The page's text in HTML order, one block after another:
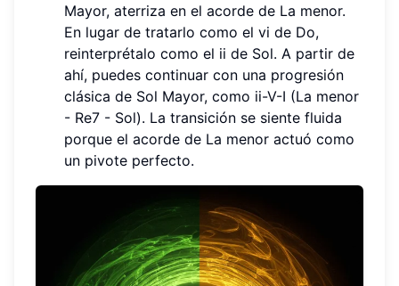
Mayor, aterriza en el acorde de La menor.
En lugar de tratarlo como el vi de Do,
reinterprétalo como el ii de Sol. A partir de
ahí, puedes continuar con una progresión
clásica de Sol Mayor, como ii-V-I (La menor
- Re7 - Sol). La transición se siente fluida
porque el acorde de La menor actuó como
un pivote perfecto.